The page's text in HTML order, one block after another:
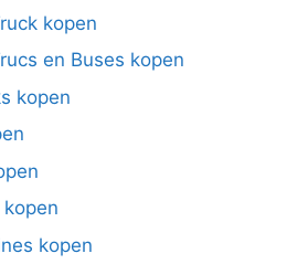
kopen
en Buses kopen
kopen
kopen